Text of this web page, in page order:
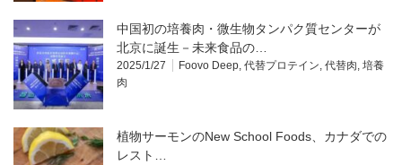
中国初の培養肉・微生物タンパク質センターが
北京に誕生－未来食品の…
2025/1/27 Foovo Deep, 代替プロテイン, 代替肉, 培養
肉
植物サーモンのNew School Foods、カナダでの
レスト…